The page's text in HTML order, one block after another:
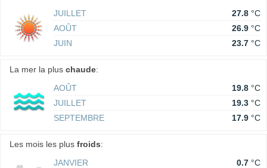
JUILLET
27.8 °C
AOÛT
26.9 °C
JUIN
23.7 °C
La mer la plus chaude:
AOÛT
19.8 °C
JUILLET
19.3 °C
SEPTEMBRE
17.9 °C
Les mois les plus froids:
JANVIER
0.7 °C